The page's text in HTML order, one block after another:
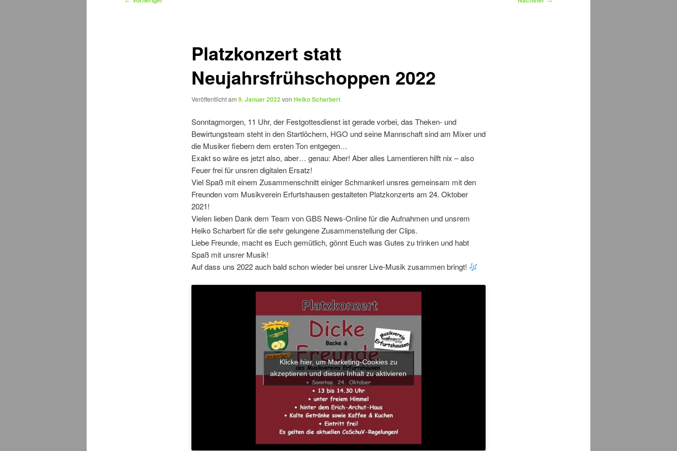
Platzkonzert statt
Neujahrsfrühschoppen 2022
Veröffentlicht am 9. Januar 2022von Heiko Scharbert
Sonntagmorgen, 11 Uhr, der Festgottesdienst ist gerade vorbei, das Theken- und
Bewirtungsteam steht in den Startlöchern, HGO und seine Mannschaft sind am Mixer und
die Musiker fiebern dem ersten Ton entgegen…
Exakt so wäre es jetzt also, aber… genau: Aber! Aber alles Lamentieren hilft nix – also
Feuer frei für unsren digitalen Ersatz!
Viel Spaß mit einem Zusammenschnitt einiger Schmankerl unsres gemeinsam mit den
Freunden vom Musikverein Erfurtshausen gestalteten Platzkonzerts am 24. Oktober
2021!
Vielen lieben Dank dem Team von GBS News-Online für die Aufnahmen und unsrem
Heiko Scharbert für die sehr gelungene Zusammenstellung der Clips.
Liebe Freunde, macht es Euch gemütlich, gönnt Euch was Gutes zu trinken und habt
Spaß mit unsrer Musik!
Auf dass uns 2022 auch bald schon wieder bei unsrer Live-Musik zusammen bringt!
Klicke hier, um Marketing-Cookies zu
akzeptieren und diesen Inhalt zu aktivieren